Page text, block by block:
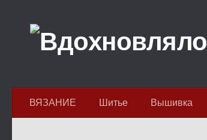
ВЯЗАНИЕ Шитье Вышивка